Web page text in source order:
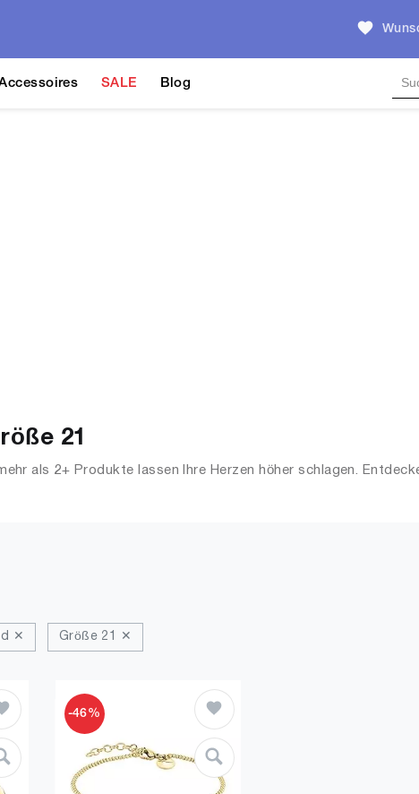
SALE Blog
21
als 2+ Produkte lassen Ihre Herzen höher schlagen.
Jacken, Mäntel & Westen und mehr.
✕ Größe 21 ✕
-46%